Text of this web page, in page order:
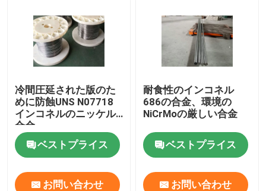
冷間圧延された版のた
めに防蝕UNS N07718
インコネルのニッケル
合金
ベストプライス
お問い合わせ
耐食性のインコネル
686の合金、環境の
NiCrMoの厳しい合金
ベストプライス
お問い合わせ